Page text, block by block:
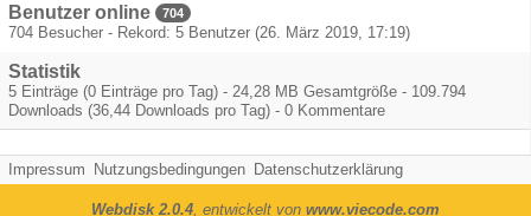
Benutzer online 704
704 Besucher - Rekord: 5 Benutzer (26. März 2019, 17:19)
Statistik
5 Einträge (0 Einträge pro Tag) - 24,28 MB Gesamtgröße - 109.794
Downloads (36,44 Downloads pro Tag) - 0 Kommentare
Impressum Nutzungsbedingungen Datenschutzerklärung
Webdisk 2.0.4, entwickelt von www.viecode.com